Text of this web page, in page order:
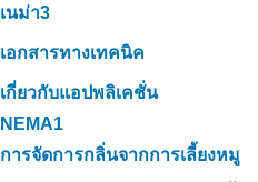
เนม่า3
เอกสารทางเทคนิค
เกี่ยวกับแอปพลิเคชั่น
NEMA1
การจัดการกลิ่นจากการเลี้ยงหมู